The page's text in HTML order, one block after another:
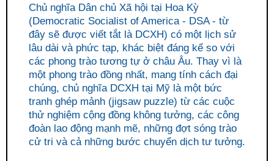
Chủ nghĩa Dân chủ Xã hội tại Hoa Kỳ
(Democratic Socialist of America - DSA - từ
đây sẽ được viết tắt là DCXH) có một lịch sử
lâu dài và phức tạp, khác biệt đáng kể so với
các phong trào tương tự ở châu Âu. Thay vì là
một phong trào đồng nhất, mang tính cách đại
chúng, chủ nghĩa DCXH tại Mỹ là một bức
tranh ghép mảnh (jigsaw puzzle) từ các cuộc
thử nghiệm cộng đồng không tưởng, các công
đoàn lao động mạnh mẽ, những đợt sóng trào
cử tri và cả những bước chuyển dịch tư tưởng.